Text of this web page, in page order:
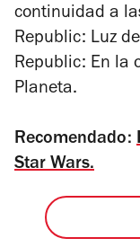
continuidad a
Republic: Luz
Republic: En la
Planeta.
Recomendado:
Star Wars.